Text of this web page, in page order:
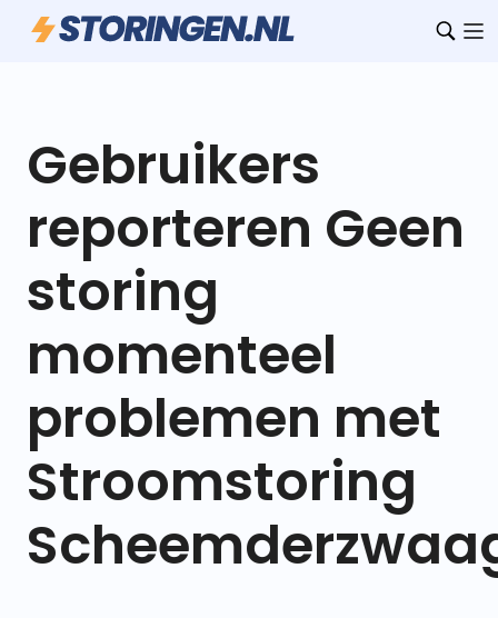
Gebruikers
reporteren Geen
storing
momenteel
problemen met
Stroomstoring